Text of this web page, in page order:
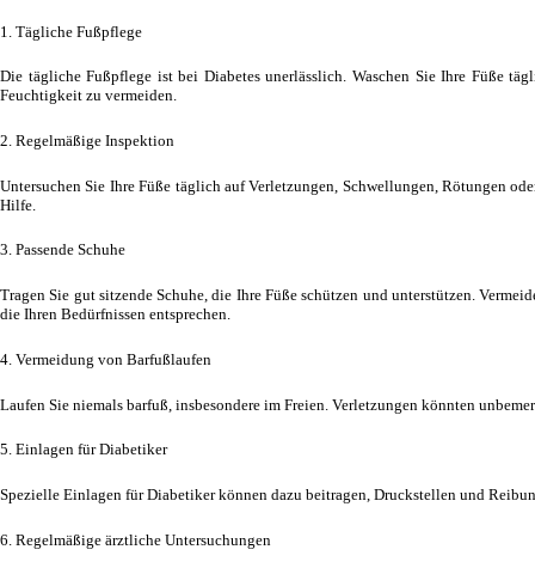
1. Tägliche Fußpflege
Die tägliche Fußpflege ist bei Diabetes unerlässlich. Waschen Sie Ihre Füße
Feuchtigkeit zu vermeiden.
2. Regelmäßige Inspektion
Untersuchen Sie Ihre Füße täglich auf Verletzungen, Schwellungen, Rötungen
Hilfe.
3. Passende Schuhe
Tragen Sie gut sitzende Schuhe, die Ihre Füße schützen und unterstützen.
die Ihren Bedürfnissen entsprechen.
4. Vermeidung von Barfußlaufen
Laufen Sie niemals barfuß, insbesondere im Freien. Verletzungen könnten
5. Einlagen für Diabetiker
Spezielle Einlagen für Diabetiker können dazu beitragen, Druckstellen und
6. Regelmäßige ärztliche Untersuchungen